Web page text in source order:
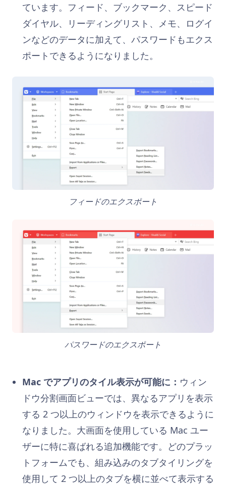
ています。フィード、ブックマーク、スピード
ダイヤル、リーディングリスト、メモ、ログイ
ンなどのデータに加えて、パスワードもエクス
ポートできるようになりました。
フィードのエクスポート
パスワードのエクスポート
Mac でアプリのタイル表示が可能に： ウィン
ドウ分割画面ビューでは、異なるアプリを表示
する 2 つ以上のウィンドウを表示できるように
なりました。大画面を使用している Mac ユー
ザーに特に喜ばれる追加機能です。どのプラッ
トフォームでも、組み込みのタブタイリングを
使用して 2 つ以上のタブを横に並べて表示する